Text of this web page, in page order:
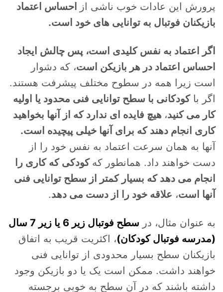
پرورش این عادات خوب ناشی از
احساس اعتماد
بازیکنان فوتبال به توانایی های خود است.
اگر اعتماد به نفس کلیدی است، پس چالش ایجاد
احساس اعتماد در هر بازیکن است، که دشوار
است زیرا همه در سطوح مختلف پیشرفت هستند.
اگر باکودکانی با سطح توانایی فنی محدود یا اولیه
کار می کنید، هیچ فایده ای ندارد که از آنها بخواهید
کاری انجام دهند که برای آنها خیلی پیچیده است.
آنها به همان سرعت اعتماد به نفس خود را از
دست خواهند داد. همانطور که کودکی که کاری را
انجام می دهد که بسیار کمتر از سطح توانایی فنی
آنها است، علاقه خود را از دست می دهد.
به عنوان مثال، در
سطح فوتبال زیر 6 یا زیر 7 سال
(مدرسه فوتبال کودکان)، اکثریت قریب به اتفاق
بازیکنان سطح بسیار محدودی از توانایی فنی
خواهند داشت. ممکن است یک یا دو بازیکن وجود
داشته باشند که در آن سطح به خوبی برجسته